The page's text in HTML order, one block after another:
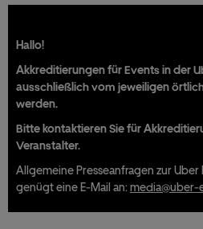
Hallo!
Akkreditierungen für Events in der
ausschließlich vom jeweiligen
werden.
Bitte kontaktieren Sie für
Veranstalter.
Allgemeine Presseanfragen zur Uber
genügt eine E-Mail an: media@uber-